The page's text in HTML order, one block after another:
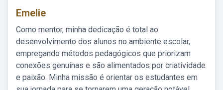
Emelie
Como mentor, minha dedicação é total ao
desenvolvimento dos alunos no ambiente escolar,
empregando métodos pedagógicos que priorizam
conexões genuínas e são alimentados por criatividade
e paixão. Minha missão é orientar os estudantes em